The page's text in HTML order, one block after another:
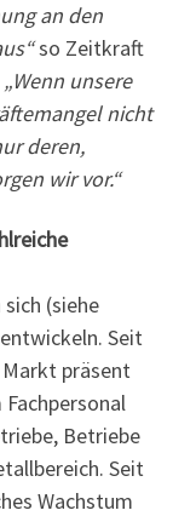
an den
so Zeitkraft
„Wenn unsere
nicht
deren,
wir vor.“
(siehe
Seit
präsent
Betriebe
Seit
Wachstum